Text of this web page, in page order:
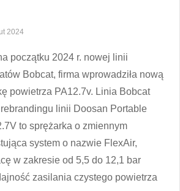
2024
początku 2024 r. nowej linii
Bobcat, firma wprowadziła nową
powietrza PA12.7v. Linia Bobcat
linii Doosan Portable
to sprężarka o zmiennym
system o nazwie FlexAir,
w zakresie od 5,5 do 12,1 bar
zasilania czystego powietrza